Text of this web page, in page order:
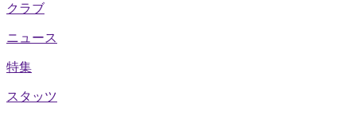
クラブ
ニュース
特集
スタッツ